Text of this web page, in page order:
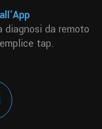
diagnosi da remoto
tap.